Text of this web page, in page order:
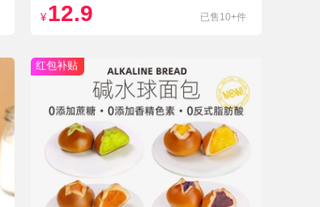
¥ 12.9 已售10+件
红包补贴